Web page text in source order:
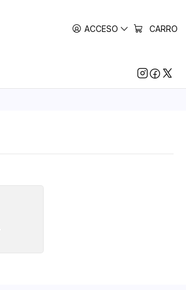
ACCESO CARRO